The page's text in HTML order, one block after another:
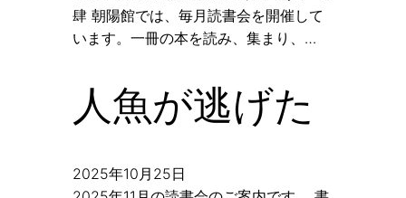
肆 朝陽館では、毎月読書会を開催して
います。一冊の本を読み、集まり、…
人魚が逃げた
2025年10月25日